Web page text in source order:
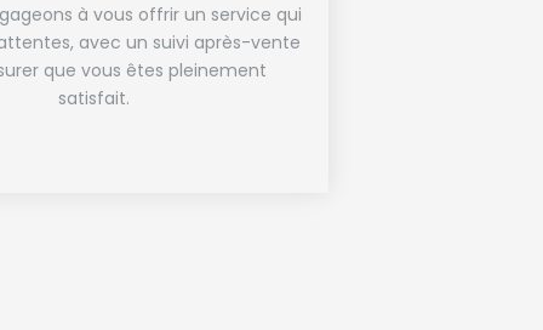
à vous offrir un service qui
avec un suivi après-vente
que vous êtes pleinement
satisfait.